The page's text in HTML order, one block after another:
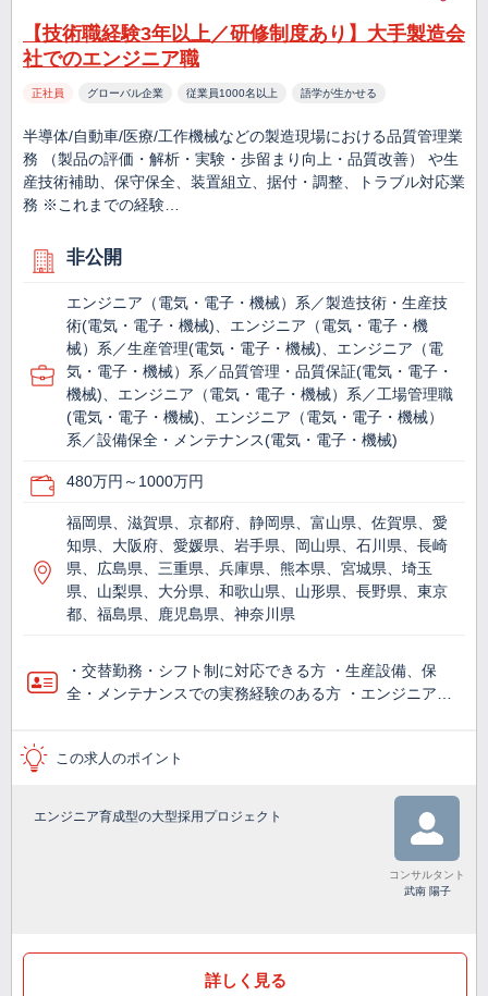
【技術職経験3年以上／研修制度あり】大手製造会
社でのエンジニア職
正社員 グローバル企業 従業員1000名以上 語学が生かせる
半導体/自動車/医療/工作機械などの製造現場における品質管理業
務 （製品の評価・解析・実験・歩留まり向上・品質改善） や生
産技術補助、保守保全、装置組立、据付・調整、トラブル対応業
務 ※これまでの経験…
非公開
エンジニア（電気・電子・機械）系／製造技術・生産技
術(電気・電子・機械)、エンジニア（電気・電子・機
械）系／生産管理(電気・電子・機械)、エンジニア（電
気・電子・機械）系／品質管理・品質保証(電気・電子・
機械)、エンジニア（電気・電子・機械）系／工場管理職
(電気・電子・機械)、エンジニア（電気・電子・機械）
系／設備保全・メンテナンス(電気・電子・機械)
480万円～1000万円
福岡県、滋賀県、京都府、静岡県、富山県、佐賀県、愛
知県、大阪府、愛媛県、岩手県、岡山県、石川県、長崎
県、広島県、三重県、兵庫県、熊本県、宮城県、埼玉
県、山梨県、大分県、和歌山県、山形県、長野県、東京
都、福島県、鹿児島県、神奈川県
・交替勤務・シフト制に対応できる方 ・生産設備、保
全・メンテナンスでの実務経験のある方 ・エンジニア…
この求人のポイント
エンジニア育成型の大型採用プロジェクト
コンサルタント
武南 陽子
詳しく見る